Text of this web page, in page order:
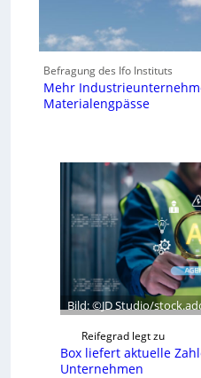
Befragung des Ifo Instituts
Mehr
Materialengpässe
Bild: ©JD Studio/
Reifegrad legt zu
Box liefert aktuelle
Unternehmen